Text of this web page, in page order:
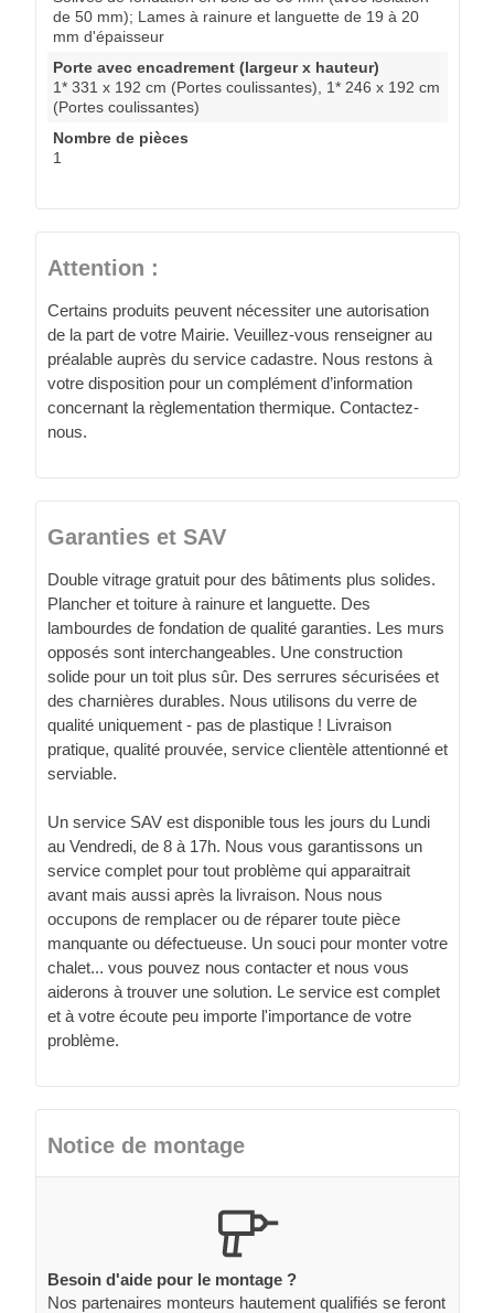
de 50 mm); Lames à rainure et languette de 19 à 20
mm d'épaisseur
Porte avec encadrement (largeur x hauteur)
1* 331 x 192 cm (Portes coulissantes), 1* 246 x 192 cm
(Portes coulissantes)
Nombre de pièces
1
Attention :
Certains produits peuvent nécessiter une autorisation
de la part de votre Mairie. Veuillez-vous renseigner au
préalable auprès du service cadastre. Nous restons à
votre disposition pour un complément d’information
concernant la règlementation thermique. Contactez-
nous.
Garanties et SAV
Double vitrage gratuit pour des bâtiments plus solides.
Plancher et toiture à rainure et languette. Des
lambourdes de fondation de qualité garanties. Les murs
opposés sont interchangeables. Une construction
solide pour un toit plus sûr. Des serrures sécurisées et
des charnières durables. Nous utilisons du verre de
qualité uniquement - pas de plastique ! Livraison
pratique, qualité prouvée, service clientèle attentionné et
serviable.
Un service SAV est disponible tous les jours du Lundi
au Vendredi, de 8 à 17h. Nous vous garantissons un
service complet pour tout problème qui apparaitrait
avant mais aussi après la livraison. Nous nous
occupons de remplacer ou de réparer toute pièce
manquante ou défectueuse. Un souci pour monter votre
chalet... vous pouvez nous contacter et nous vous
aiderons à trouver une solution. Le service est complet
et à votre écoute peu importe l'importance de votre
problème.
Notice de montage
Besoin d'aide pour le montage ?
Nos partenaires monteurs hautement qualifiés se feront